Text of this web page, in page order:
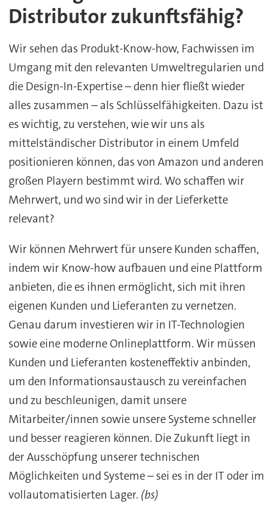
Distributor zukunftsfähig?
Wir sehen das Produkt-Know-how, Fachwissen im
Umgang mit den relevanten Umweltregularien und
die Design-In-Expertise – denn hier fließt wieder
alles zusammen – als Schlüsselfähigkeiten. Dazu ist
es wichtig, zu verstehen, wie wir uns als
mittelständischer Distributor in einem Umfeld
positionieren können, das von Amazon und anderen
großen Playern bestimmt wird. Wo schaffen wir
Mehrwert, und wo sind wir in der Lieferkette
relevant?
Wir können Mehrwert für unsere Kunden schaffen,
indem wir Know-how aufbauen und eine Plattform
anbieten, die es ihnen ermöglicht, sich mit ihren
eigenen Kunden und Lieferanten zu vernetzen.
Genau darum investieren wir in IT-Technologien
sowie eine moderne Onlineplattform. Wir müssen
Kunden und Lieferanten kosteneffektiv anbinden,
um den Informationsaustausch zu vereinfachen
und zu beschleunigen, damit unsere
Mitarbeiter/innen sowie unsere Systeme schneller
und besser reagieren können. Die Zukunft liegt in
der Ausschöpfung unserer technischen
Möglichkeiten und Systeme – sei es in der IT oder im
vollautomatisierten Lager. (bs)